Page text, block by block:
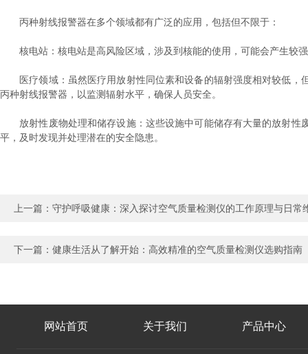
丙种射线报警器在多个领域都有广泛的应用，包括但不限于：
核电站：核电站是高风险区域，涉及到核能的使用，可能会产生较
医疗领域：虽然医疗用放射性同位素和设备的辐射强度相对较低，
丙种射线报警器，以监测辐射水平，确保人员安全。
放射性废物处理和储存设施：这些设施中可能储存有大量的放射性
平，及时发现并处理潜在的安全隐患。
上一篇： 守护呼吸健康：深入探讨空气质量检测仪的工作原理与日常
下一篇： 健康生活从了解开始：高效精准的空气质量检测仪选购指南
网站首页 关于我们 产品中心